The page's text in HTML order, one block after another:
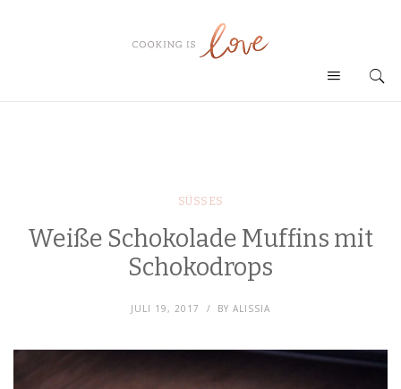
SÜSSES
Weiße Schokolade Muffins mit
Schokodrops
JULI 19, 2017 BY ALISSIA